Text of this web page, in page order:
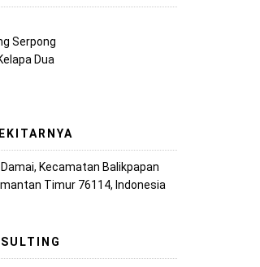
Serpong
Dua
Kecamatan Balikpapan
Timur 76114, Indonesia